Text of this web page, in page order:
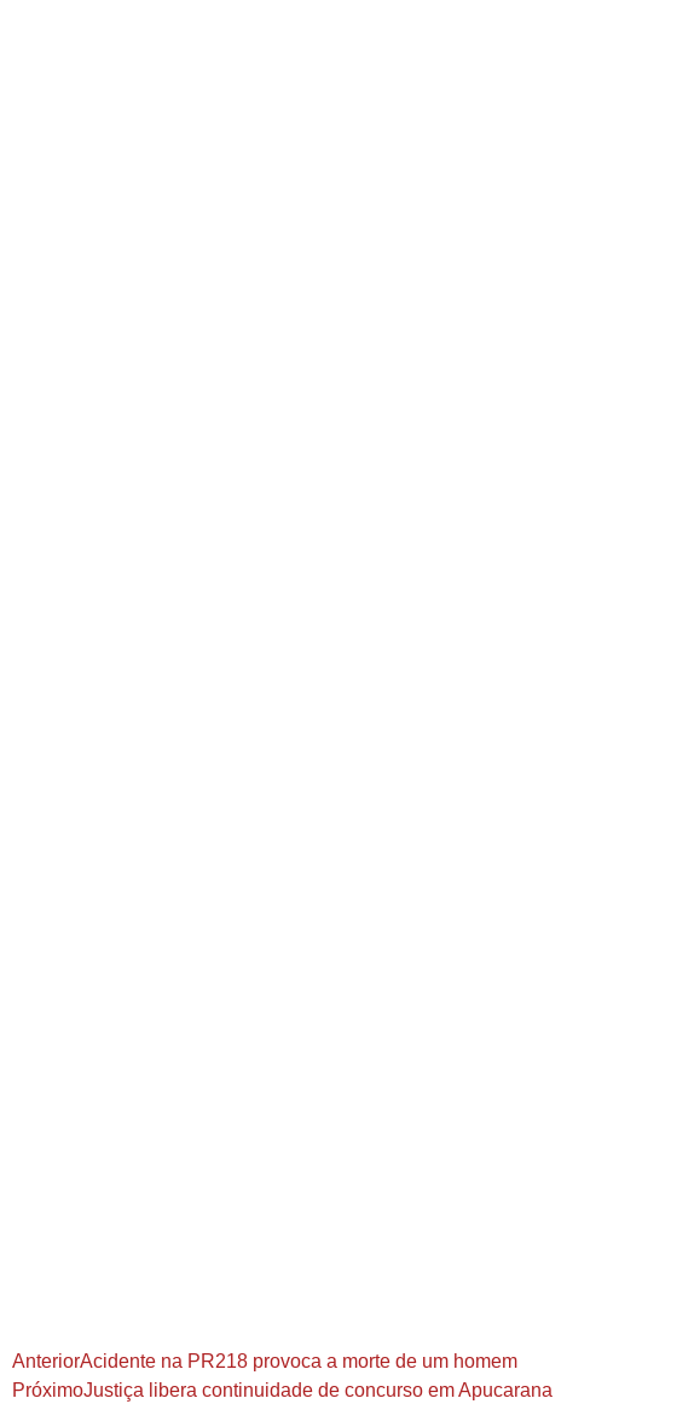
AnteriorAcidente na PR218 provoca a morte de um homem
PróximoJustiça libera continuidade de concurso em Apucarana